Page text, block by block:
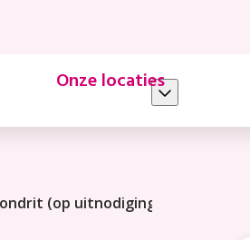
Onze locaties
(op uitnodiging)